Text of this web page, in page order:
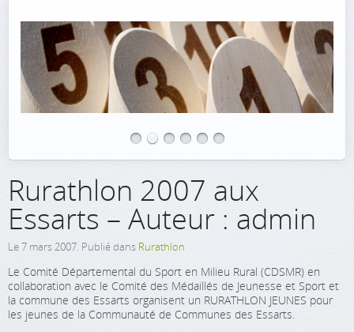
Rurathlon 2007 aux
Essarts – Auteur : admin
Le7 mars 2007. Publié dans Rurathlon
Le Comité Départemental du Sport en Milieu Rural (CDSMR) en
collaboration avec le Comité des Médaillés de Jeunesse et Sport et
la commune des Essarts organisent un RURATHLON JEUNES pour
les jeunes de la Communauté de Communes des Essarts.